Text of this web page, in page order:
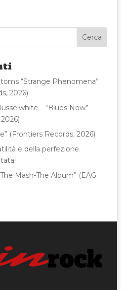
di
vi
di
“Strange Phenomena”
2026)
– “Blues Now”
(Frontiers Records, 2026)
e della perfezione.
Mash-The Album” (EAG